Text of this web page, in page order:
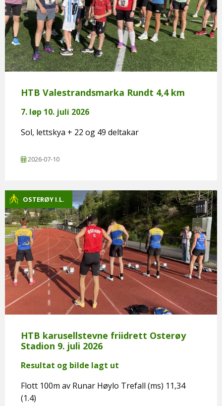
HTB Valestrandsmarka Rundt 4,4 km
7. løp 10. juli 2026
Sol, lettskya + 22 og 49 deltakar
2026-07-10
OSTERØY I.L.
HTB karusellstevne friidrett Osterøy
Stadion 9. juli 2026
Resultat og bilde lagt ut
Flott 100m av Runar Høylo Trefall (ms) 11,34
(1.4)